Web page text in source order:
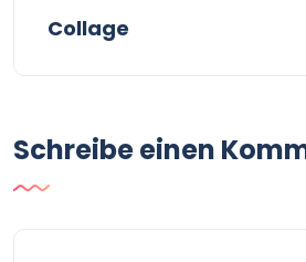
Collage
Schreibe einen